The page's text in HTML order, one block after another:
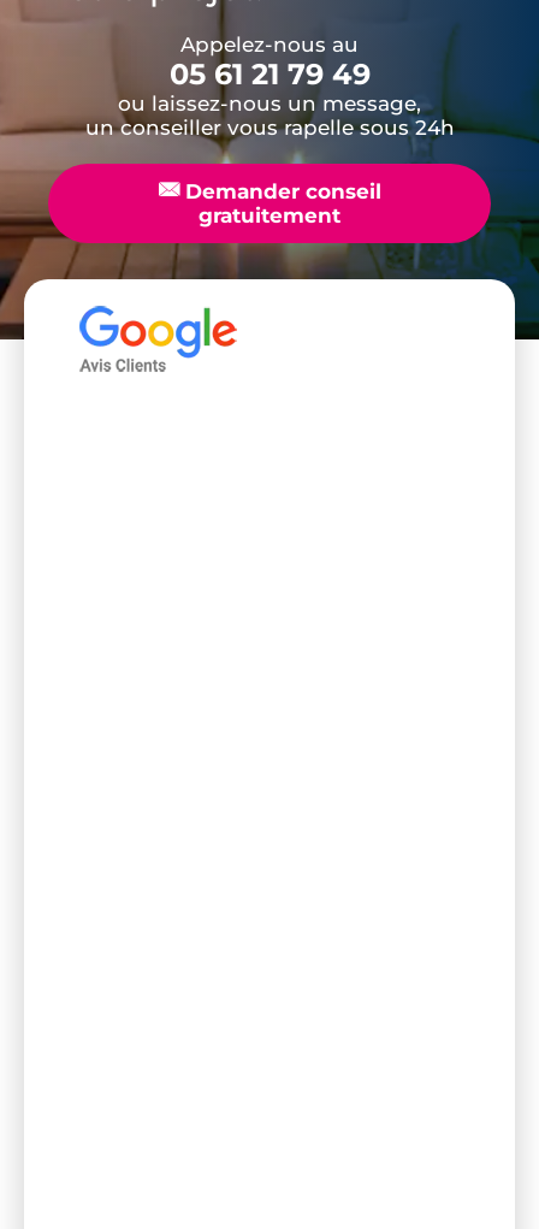
Appelez-nous au
05 61 21 79 49
ou laissez-nous un message,
un conseiller vous rapelle sous 24h
📧Demander conseil
gratuitement